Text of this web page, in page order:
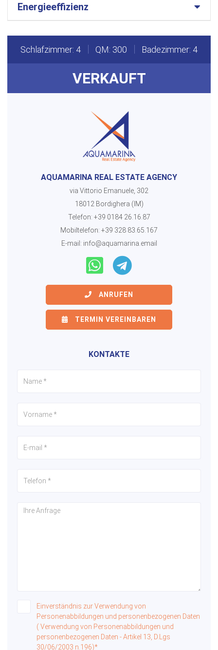
Energieeffizienz
Schlafzimmer: 4 QM: 300 Badezimmer: 4
VERKAUFT
AQUAMARINA REAL ESTATE AGENCY
via Vittorio Emanuele, 302
18012 Bordighera (IM)
Telefon: +39 0184 26.16.87
Mobiltelefon: +39 328 83.65.167
E-mail: info@aquamarina.email
ANRUFEN
TERMIN VEREINBAREN
KONTAKTE
Einverständnis zur Verwendung von
Personenabbildungen und personenbezogenen Daten
( Verwendung von Personenabbildungen und
personenbezogenen Daten - Artikel 13, D.Lgs
30/06/2003 n.196)*